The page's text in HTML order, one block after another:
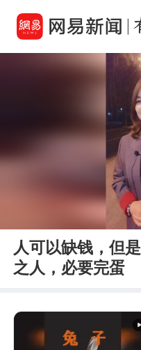
人可以缺钱，但
之人，必要完蛋